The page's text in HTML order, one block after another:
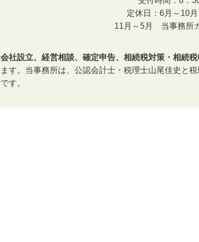
定休日：6月～10
11月～5月 当事務所
会社設立、経営相談、確定申告、相続税対策・相続税
ます。当事務所は、公認会計士・税理士山尾佳史と
です。